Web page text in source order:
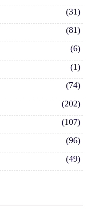
(31)
(81)
(6)
(1)
(74)
(202)
(107)
(96)
(49)